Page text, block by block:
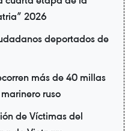
2026
deportados de
más de 40 millas
ruso
de Víctimas del